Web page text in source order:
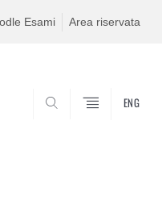
Esami Area riservata
ENG